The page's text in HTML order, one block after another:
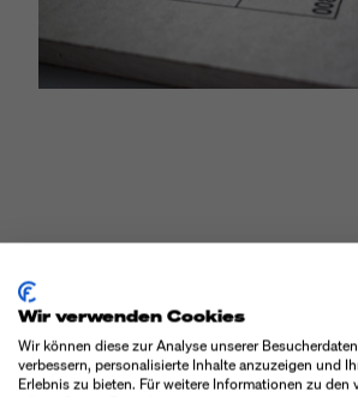
Wir verwenden Cookies
Wir können diese zur Analyse unserer
verbessern, personalisierte Inhalte anzuzeigen und
Erlebnis zu bieten. Für weitere Informationen zu den